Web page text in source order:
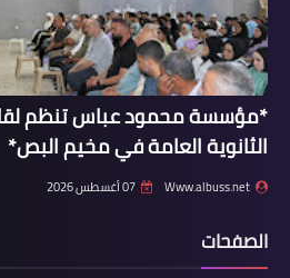
أخبار المخيمات
بيان صادر عن قيادة
الوطنية والإسلامية
*مؤسسة محمود عباس تنظم
الثانوية العامة في مخيم البص*
Www.albuss.net 07 أغسطس 2026
الصفحات